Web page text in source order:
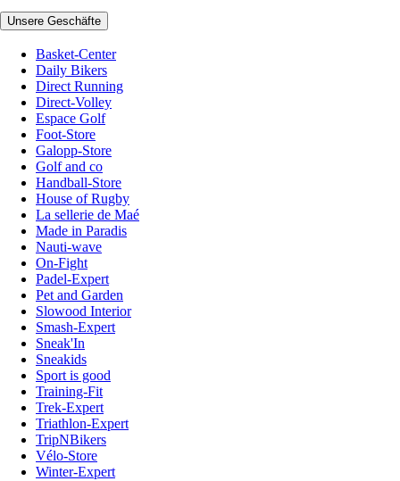
Unsere Geschäfte
Basket-Center
Daily Bikers
Direct Running
Direct-Volley
Espace Golf
Foot-Store
Galopp-Store
Golf and co
Handball-Store
House of Rugby
La sellerie de Maé
Made in Paradis
Nauti-wave
On-Fight
Padel-Expert
Pet and Garden
Slowood Interior
Smash-Expert
Sneak'In
Sneakids
Sport is good
Training-Fit
Trek-Expert
Triathlon-Expert
TripNBikers
Vélo-Store
Winter-Expert